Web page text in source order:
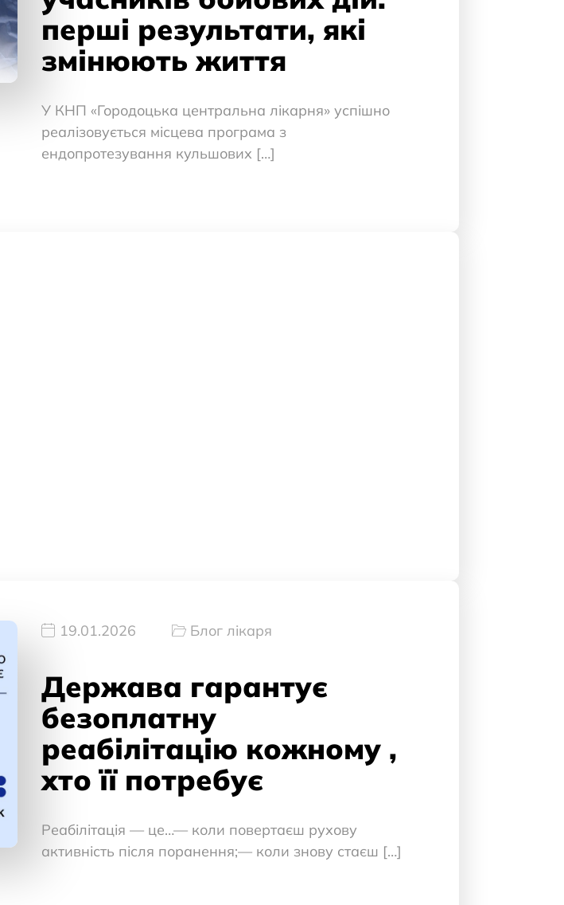
перші результати, які
змінюють життя
У КНП «Городоцька центральна лікарня» успішно
реалізовується місцева програма з
ендопротезування кульшових […]
19.01.2026 Блог лікаря
Держава гарантує
безоплатну
реабілітацію кожному ,
хто її потребує
Реабілітація — це…— коли повертаєш рухову
активність після поранення;— коли знову стаєш […]